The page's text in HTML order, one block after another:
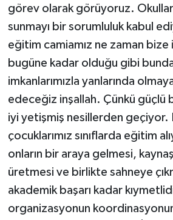
görev olarak görüyoruz.
sunmayı bir sorumluluk kabul
eğitim camiamız ne zaman
bugüne kadar olduğu gibi
imkanlarımızla yanlarında
edeceğiz inşallah. Çünkü güçlü
iyi yetişmiş nesillerden geçiyor.
çocuklarımız sınıflarda eğitim
onların bir araya gelmesi,
üretmesi ve birlikte sahneye
akademik başarı kadar
organizasyonun